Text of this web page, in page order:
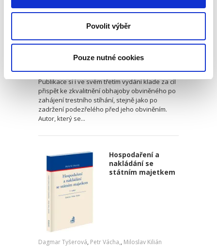
Povolit výběr
Pouze nutné cookies
Pavel Vantuch
1 990,00 Kč
Publikace si i ve svém třetím vydání klade za cíl
přispět ke zkvalitnění obhajoby obviněného po
zahájení trestního stíhání, stejně jako po
zadržení podezřelého před jeho obviněním.
Autor, který se...
Hospodaření a
nakládání se
státním majetkem
Dagmar Tyšerová, Petr Vácha,, Miloslav Kilián